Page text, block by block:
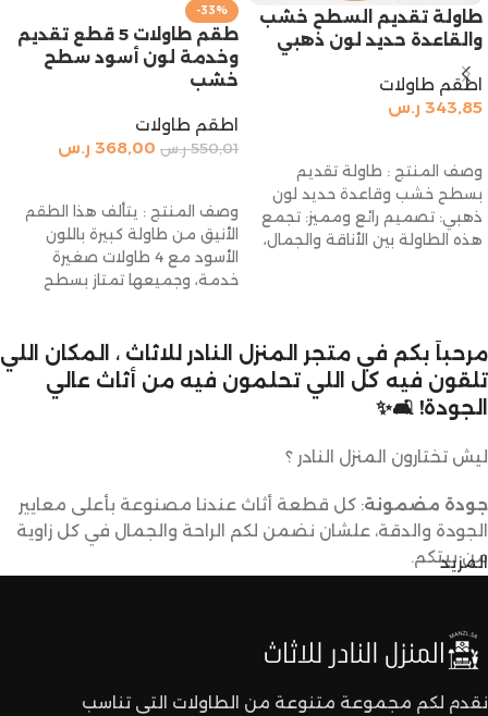
طاولة تقديم السطح خشب
والقاعدة حديد لون ذهبي
اطقم طاولات
343,85 ر.س
وصف المنتج : طاولة تقديم
بسطح خشب وقاعدة حديد لون
ذهبي: تصميم رائع ومميز: تجمع
هذه الطاولة بين الأناقة والجمال،
-33%
طقم طاولات 5 قطع تقديم
وخدمة لون أسود سطح
خشب
اطقم طاولات
550,01 ر.س 368,00 ر.س
وصف المنتج : يتألف هذا الطقم
الأنيق من طاولة كبيرة باللون
الأسود مع 4 طاولات صغيرة
خدمة، وجميعها تمتاز بسطح
مرحباً بكم في متجر المنزل النادر للاثاث ، المكان اللي
تلقون فيه كل اللي تحلمون فيه من أثاث عالي
الجودة! 🛋️✨
ليش تختارون المنزل النادر ؟
جودة مضمونة: كل قطعة أثاث عندنا مصنوعة بأعلى معايير
الجودة والدقة، علشان نضمن لكم الراحة والجمال في كل زاوية
من بيتكم.
الأذواق والديكورات. ما راح تحتاجون تدورون كثير علشان تلقون
اللي يعجبكم.
المزيد
نقدم لكم مجموعة متنوعة من الطاولات التي تناسب